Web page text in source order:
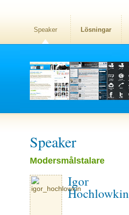
Speaker Lösningar
Speaker
Modersmålstalare
Igor
Hochlowkin